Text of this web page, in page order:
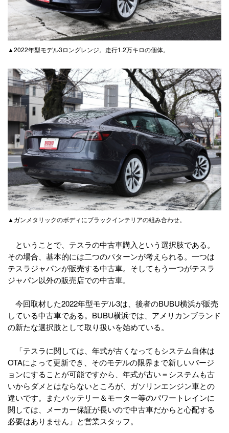
▲2022年型モデル3ロングレンジ。走行1.2万キロの個体。
▲ガンメタリックのボディにブラックインテリアの組み合わせ。
ということで、テスラの中古車購入という選択肢である。
その場合、基本的には二つのパターンが考えられる。一つは
テスラジャパンが販売する中古車。そしてもう一つがテスラ
ジャパン以外の販売店での中古車。
今回取材した2022年型モデル3は、後者のBUBU横浜が販売
している中古車である。BUBU横浜では、アメリカンブランド
の新たな選択肢として取り扱いを始めている。
「テスラに関しては、年式が古くなってもシステム自体は
OTAによって更新でき、そのモデルの限界まで新しいバージ
ョンにすることが可能ですから、年式が古い＝システムも古
いからダメとはならないところが、ガソリンエンジン車との
違いです。またバッテリー＆モーター等のパワートレインに
関しては、メーカー保証が長いので中古車だからと心配する
必要はありません」と営業スタッフ。